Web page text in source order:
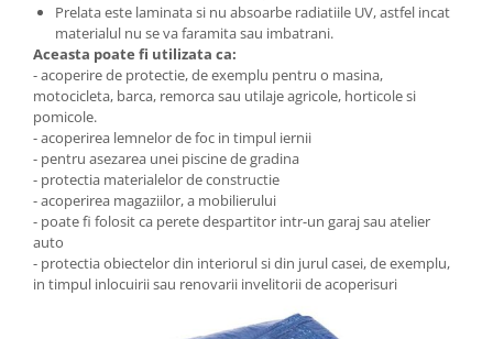
Prelata este laminata si nu absoarbe radiatiile UV, astfel incat
materialul nu se va faramita sau imbatrani.
Aceasta poate fi utilizata ca:
- acoperire de protectie, de exemplu pentru o masina,
motocicleta, barca, remorca sau utilaje agricole, horticole si
pomicole.
- acoperirea lemnelor de foc in timpul iernii
- pentru asezarea unei piscine de gradina
- protectia materialelor de constructie
- acoperirea magaziilor, a mobilierului
- poate fi folosit ca perete despartitor intr-un garaj sau atelier
auto
- protectia obiectelor din interiorul si din jurul casei, de exemplu,
in timpul inlocuirii sau renovarii invelitorii de acoperisuri